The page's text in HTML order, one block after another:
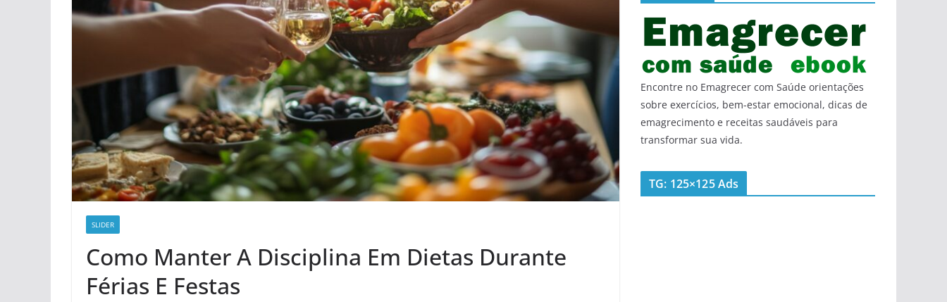
SLIDER
Como Manter A Disciplina Em Dietas Durante
Férias E Festas
Encontre no Emagrecer com Saúde orientações
sobre exercícios, bem-estar emocional, dicas de
emagrecimento e receitas saudáveis para
transformar sua vida.
TG: 125×125 Ads